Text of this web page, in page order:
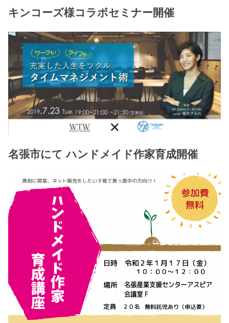
キンコーズ様コラボセミナー開催
名張市にて ハンドメイド作家育成開催